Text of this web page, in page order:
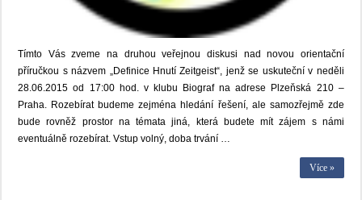
Tímto Vás zveme na druhou veřejnou diskusi nad novou orientační
příručkou s názvem „Definice Hnutí Zeitgeist“, jenž se uskuteční v neděli
28.06.2015 od 17:00 hod. v klubu Biograf na adrese Plzeňská 210 –
Praha. Rozebírat budeme zejména hledání řešení, ale samozřejmě zde
bude rovněž prostor na témata jiná, která budete mít zájem s námi
eventuálně rozebírat. Vstup volný, doba trvání …
Více »